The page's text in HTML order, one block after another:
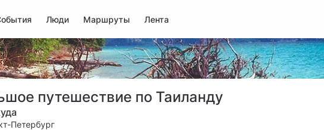
Люди Маршруты Лента
путешествие по Таиланду
Петербург